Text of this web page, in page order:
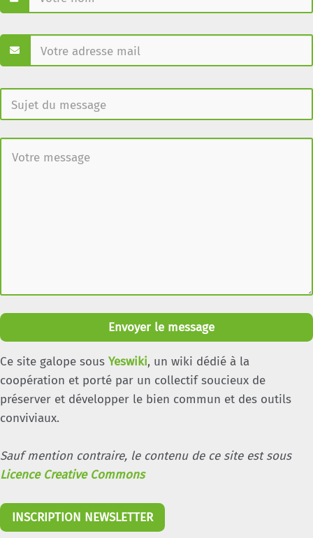
Envoyer le message
Ce site galope sous Yeswiki, un wiki dédié à la
coopération et porté par un collectif soucieux de
préserver et développer le bien commun et des outils
conviviaux.
Sauf mention contraire, le contenu de ce site est sous
Licence Creative Commons
INSCRIPTION NEWSLETTER